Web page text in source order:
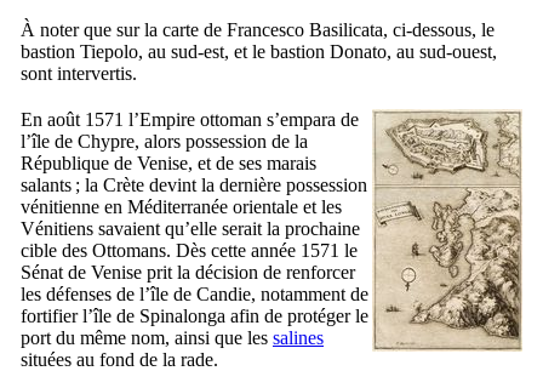
À noter que sur la carte de Francesco Basilicata, ci-dessous, le
bastion Tiepolo, au sud-est, et le bastion Donato, au sud-ouest,
sont intervertis.
En août 1571 l’Empire ottoman s’empara de
l’île de Chypre, alors possession de la
République de Venise, et de ses marais
salants ; la Crète devint la dernière possession
vénitienne en Méditerranée orientale et les
Vénitiens savaient qu’elle serait la prochaine
cible des Ottomans. Dès cette année 1571 le
Sénat de Venise prit la décision de renforcer
les défenses de l’île de Candie, notamment de
fortifier l’île de Spinalonga afin de protéger le
port du même nom, ainsi que les salines
situées au fond de la rade.